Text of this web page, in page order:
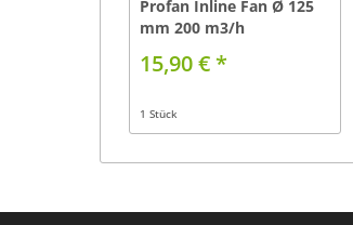
Profan Inline Fan Ø 125
mm 200 m3/h
15,90 € *
1 Stück